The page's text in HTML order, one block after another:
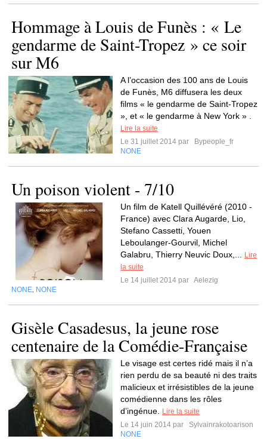
Hommage à Louis de Funès : « Le
gendarme de Saint-Tropez » ce soir
sur M6
A l’occasion des 100 ans de Louis
de Funès, M6 diffusera les deux
films « le gendarme de Saint-Tropez
», et « le gendarme à New York » .
Lire la suite
Le 31 juillet 2014 par
Bypeople_fr
NONE
Un poison violent - 7/10
Un film de Katell Quillévéré (2010 -
France) avec Clara Augarde, Lio,
Stefano Cassetti, Youen
Leboulanger-Gourvil, Michel
Galabru, Thierry Neuvic Doux,...
Lire
la suite
Le 14 juillet 2014 par Aelezig
NONE NONE
Gisèle Casadesus, la jeune rose
centenaire de la Comédie-Française
Le visage est certes ridé mais il n’a
rien perdu de sa beauté ni des traits
malicieux et irrésistibles de la jeune
comédienne dans les rôles
d’ingénue.
Lire la suite
Le 14 juin 2014 par
Sylvainrakotoarison
NONE